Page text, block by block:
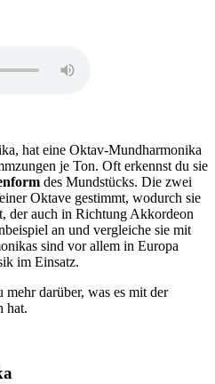
hat eine Oktav-Mundharmonika
je Ton. Oft erkennst du sie
des Mundstücks. Die zwei
Oktave gestimmt, wodurch sie
der auch in Richtung Akkordeon
an und vergleiche sie mit
sind vor allem in Europa
im Einsatz.
darüber, was es mit der
hat.